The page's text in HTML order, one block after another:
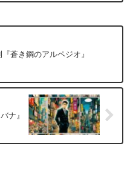
蒼き鋼のアルペジオ』
ナ』